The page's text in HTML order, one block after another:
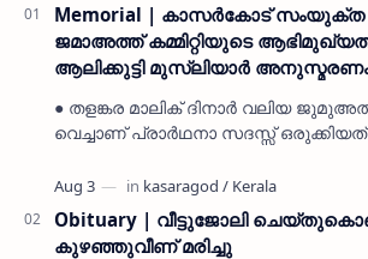
Memorial | കാസർകോട് സംയുക്ത
ജമാഅത്ത് കമ്മിറ്റിയുടെ
ആലിക്കുട്ടി മുസ്ലിയാർ അനുസ്മരണം
● തളങ്കര മാലിക് ദിനാർ വലിയ
വെച്ചാണ് പ്രാർഥനാ സദസ്സ്
നൽകി കാസ…
Obituary | വീട്ടുജോലി
കുഴഞ്ഞുവീണ് മരിച്ചു